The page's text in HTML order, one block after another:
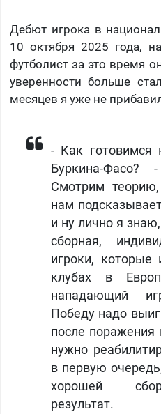
Дебют игрока в
10 октября 2025 года,
футболист за это время
уверенности больше
месяцев я уже не
- Как готовимся
Буркина-
Смотрим
нам
и ну лично я
сборная,
игроки,
клубах в
нападающий
Победу надо
после
нужно
в первую
хорошей
результат.